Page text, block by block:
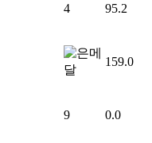
4 95.2
159.0
9 0.0